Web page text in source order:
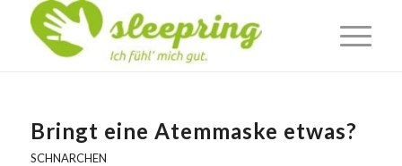
Bringt eine Atemmaske etwas?
SCHNARCHEN